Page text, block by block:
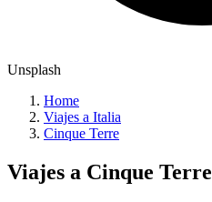
Unsplash
Home
Viajes a Italia
Cinque Terre
Viajes a Cinque Terre